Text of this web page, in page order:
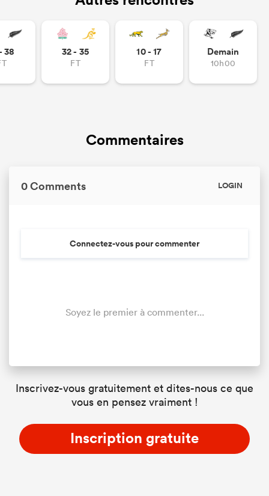
38 32 - 35
FT
10 - 17
FT
Demain
10h00
Commentaires
0 Comments LOGIN
Connectez-vous pour commenter
Soyez le premier à commenter...
Inscrivez-vous gratuitement et dites-nous ce que
vous en pensez vraiment !
Inscription gratuite